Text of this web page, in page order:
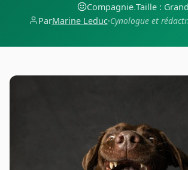
Compagnie.Taille : Grand
ParMarine Leduc·Cynologue et